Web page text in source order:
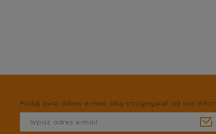
Podaj swój adres e-mail, aby otrzymywać od nas